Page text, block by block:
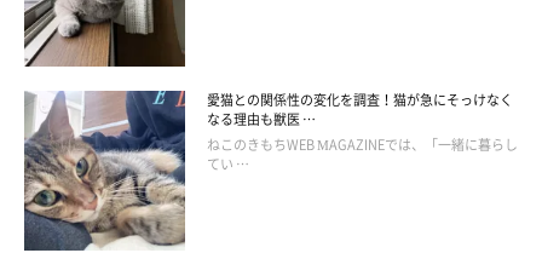
愛猫との関係性の変化を調査！猫が急にそっけなく
なる理由も獣医 …
ねこのきもちWEB MAGAZINEでは、「一緒に暮らし
てい …